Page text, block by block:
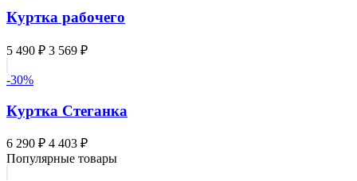
Куртка рабочего
5 490 ₽ 3 569 ₽
-30%
Куртка Стеганка
6 290 ₽ 4 403 ₽
Популярные товары